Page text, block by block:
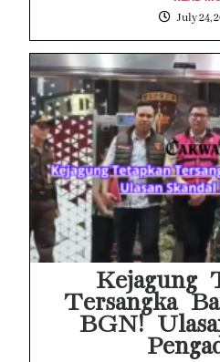
July 24,
Kejagung
Tersangka
BGN!